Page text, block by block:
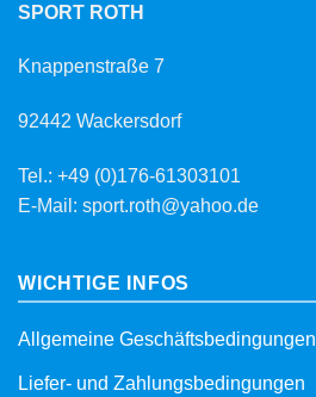
SPORT ROTH
Knappenstraße 7
92442 Wackersdorf
Tel.: +49 (0)176-61303101
E-Mail: sport.roth@yahoo.de
WICHTIGE INFOS
Allgemeine Geschäftsbedingungen
Liefer- und Zahlungsbedingungen